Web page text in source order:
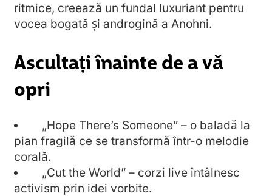
ritmice, creează un fundal luxuriant pentru
vocea bogată și androgină a Anohni.
Ascultați înainte de a vă
opri
„Hope There’s Someone” – o baladă la
pian fragilă ce se transformă într-o melodie
corală.
„Cut the World” – corzi live întâlnesc
activism prin idei vorbite.